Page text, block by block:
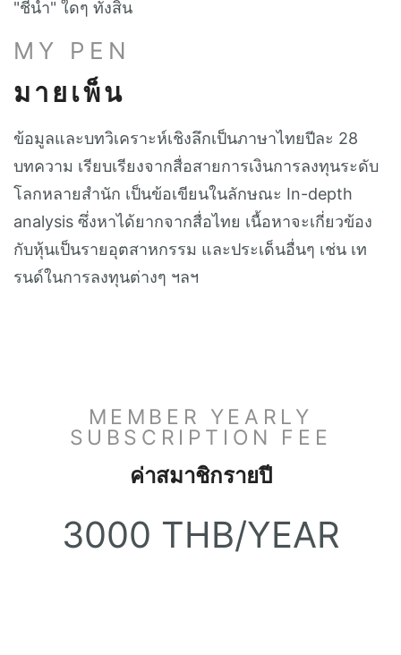
"ชี้นำ" ใดๆ ทั้งสิ้น
MY PEN
มายเพ็น
ข้อมูลและบทวิเคราะห์เชิงลึกเป็นภาษาไทยปีละ 28
บทความ เรียบเรียงจากสื่อสายการเงินการลงทุนระดับ
โลกหลายสำนัก เป็นข้อเขียนในลักษณะ In-depth
analysis ซึ่งหาได้ยากจากสื่อไทย เนื้อหาจะเกี่ยวข้อง
กับหุ้นเป็นรายอุตสาหกรรม และประเด็นอื่นๆ เช่น เท
รนด์ในการลงทุนต่างๆ ฯลฯ
MEMBER YEARLY
SUBSCRIPTION FEE
ค่าสมาชิกรายปี
3000 THB/YEAR